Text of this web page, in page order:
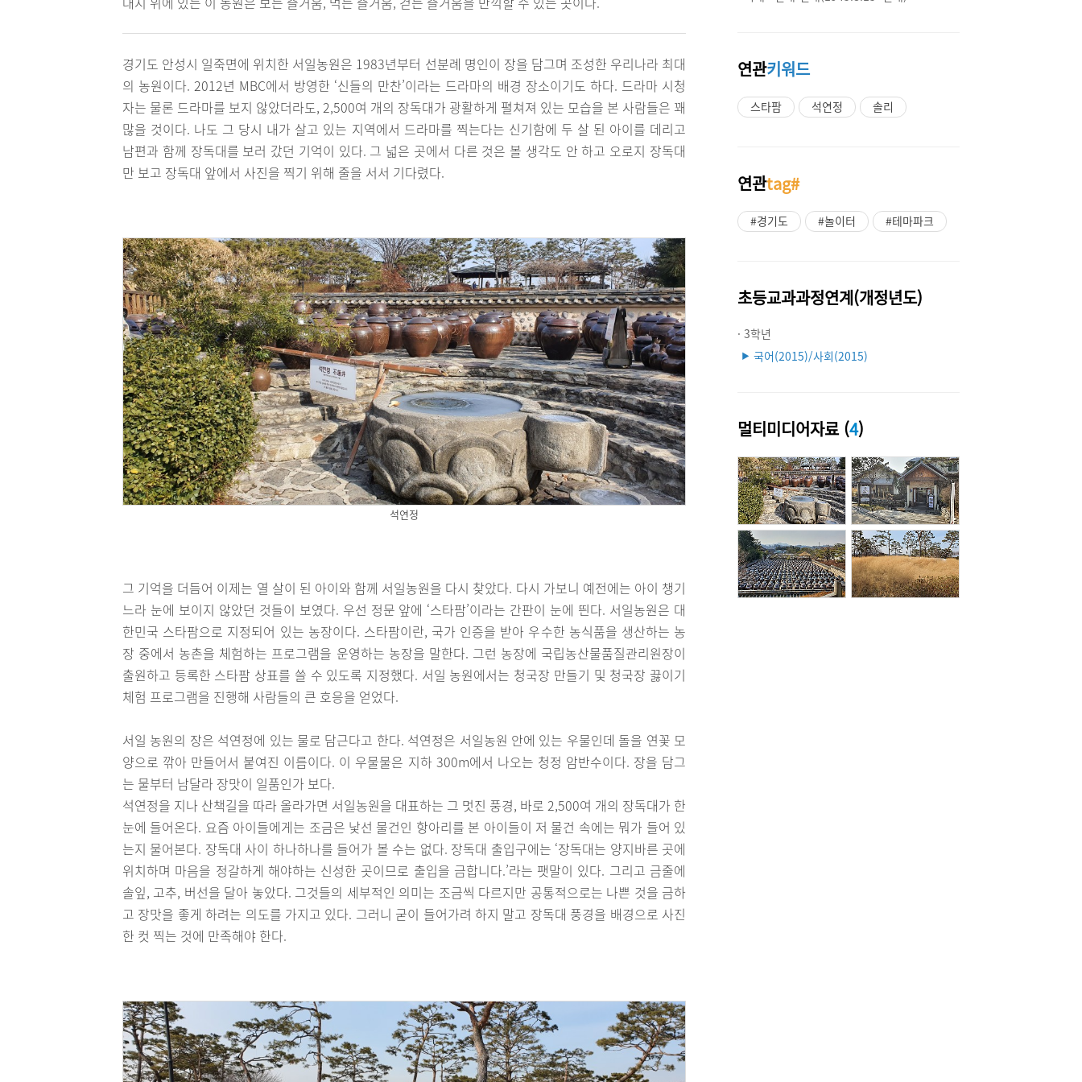
경기도 안성시 일죽면에 위치한 서일농원은 1983년부터 선분례 명인이 장을 담그며 조성한 우리나라 최대
의 농원이다. 2012년 MBC에서 방영한 ‘신들의 만찬’이라는 드라마의 배경 장소이기도 하다. 드라마 시청
자는 물론 드라마를 보지 않았더라도, 2,500여 개의 장독대가 광활하게 펼쳐져 있는 모습을 본 사람들은 꽤
많을 것이다. 나도 그 당시 내가 살고 있는 지역에서 드라마를 찍는다는 신기함에 두 살 된 아이를 데리고
남편과 함께 장독대를 보러 갔던 기억이 있다. 그 넓은 곳에서 다른 것은 볼 생각도 안 하고 오로지 장독대
만 보고 장독대 앞에서 사진을 찍기 위해 줄을 서서 기다렸다.
석연정
그 기억을 더듬어 이제는 열 살이 된 아이와 함께 서일농원을 다시 찾았다. 다시 가보니 예전에는 아이 챙기
느라 눈에 보이지 않았던 것들이 보였다. 우선 정문 앞에 ‘스타팜’이라는 간판이 눈에 띈다. 서일농원은 대
한민국 스타팜으로 지정되어 있는 농장이다. 스타팜이란, 국가 인증을 받아 우수한 농식품을 생산하는 농
장 중에서 농촌을 체험하는 프로그램을 운영하는 농장을 말한다. 그런 농장에 국립농산물품질관리원장이
출원하고 등록한 스타팜 상표를 쓸 수 있도록 지정했다. 서일 농원에서는 청국장 만들기 및 청국장 끓이기
체험 프로그램을 진행해 사람들의 큰 호응을 얻었다.
서일 농원의 장은 석연정에 있는 물로 담근다고 한다. 석연정은 서일농원 안에 있는 우물인데 돌을 연꽃 모
양으로 깎아 만들어서 붙여진 이름이다. 이 우물물은 지하 300m에서 나오는 청정 암반수이다. 장을 담그
는 물부터 남달라 장맛이 일품인가 보다.
석연정을 지나 산책길을 따라 올라가면 서일농원을 대표하는 그 멋진 풍경, 바로 2,500여 개의 장독대가 한
눈에 들어온다. 요즘 아이들에게는 조금은 낯선 물건인 항아리를 본 아이들이 저 물건 속에는 뭐가 들어 있
는지 물어본다. 장독대 사이 하나하나를 들어가 볼 수는 없다. 장독대 출입구에는 ‘장독대는 양지바른 곳에
위치하며 마음을 정갈하게 해야하는 신성한 곳이므로 출입을 금합니다.’라는 팻말이 있다. 그리고 금줄에
솔잎, 고추, 버선을 달아 놓았다. 그것들의 세부적인 의미는 조금씩 다르지만 공통적으로는 나쁜 것을 금하
고 장맛을 좋게 하려는 의도를 가지고 있다. 그러니 굳이 들어가려 하지 말고 장독대 풍경을 배경으로 사진
한 컷 찍는 것에 만족해야 한다.
연관키워드
스타팜 석연정 솔리
연관tag#
#경기도 #놀이터 #테마파크
초등교과과정연계(개정년도)
· 3학년
▶ 국어(2015)/사회(2015)
멀티미디어자료 (4)